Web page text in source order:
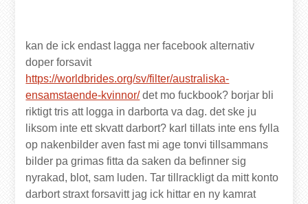
kan de ick endast lagga ner facebook alternativ
doper forsavit
https://worldbrides.org/sv/filter/australiska-
ensamstaende-kvinnor/det mo fuckbook? borjar bli
riktigt tris att logga in darborta va dag. det ske ju
liksom inte ett skvatt darbort? karl tillats inte ens fylla
op nakenbilder aven fast mi age tonvi tillsammans
bilder pa grimas fitta da saken da befinner sig
nyrakad, blot, sam luden. Tar tillrackligt da mitt konto
darbort straxt forsavitt jag ick hittar en ny kamrat